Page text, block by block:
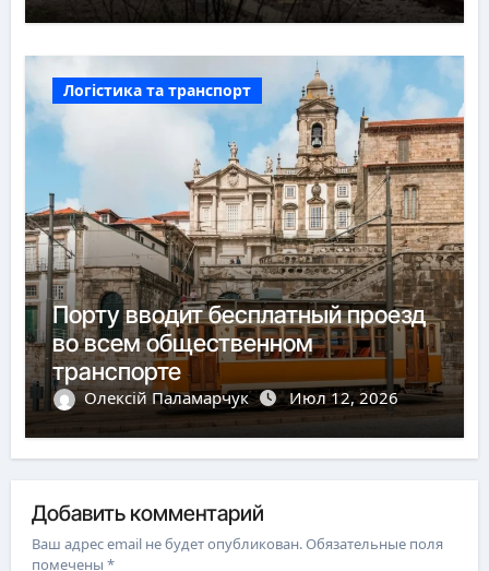
Логістика та транспорт
Порту вводит бесплатный проезд
во всем общественном
транспорте
Олексій Паламарчук Июл 12, 2026
Добавить комментарий
Ваш адрес email не будет опубликован.Обязательные поля
помечены*